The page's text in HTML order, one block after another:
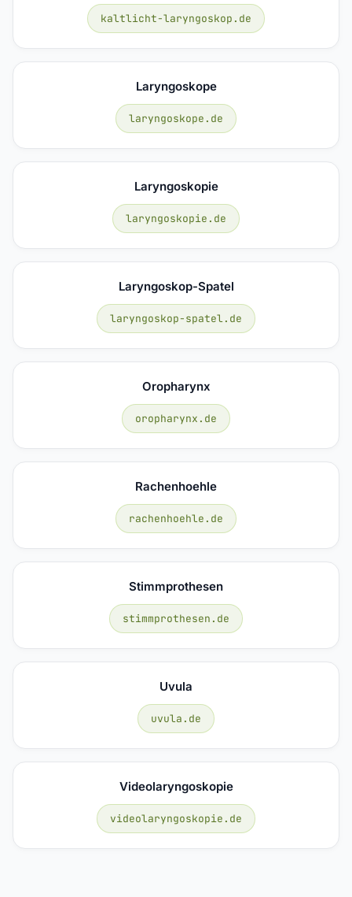
kaltlicht-laryngoskop.de
Laryngoskope
laryngoskope.de
Laryngoskopie
laryngoskopie.de
Laryngoskop-Spatel
laryngoskop-spatel.de
Oropharynx
oropharynx.de
Rachenhoehle
rachenhoehle.de
Stimmprothesen
stimmprothesen.de
Uvula
uvula.de
Videolaryngoskopie
videolaryngoskopie.de